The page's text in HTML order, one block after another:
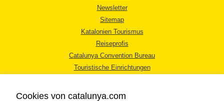
Newsletter
Sitemap
Katalonien Tourismus
Reiseprofis
Catalunya Convention Bureau
Touristische Einrichtungen
Cookies von catalunya.com